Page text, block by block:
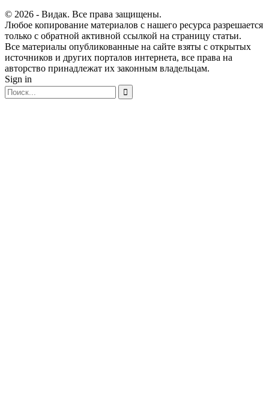
© 2026 - Видак. Все права защищены.
Любое копирование материалов с нашего ресурса разрешается
только с обратной активной ссылкой на страницу статьи.
Все материалы опубликованные на сайте взяты с открытых
источников и других порталов интернета, все права на
авторство принадлежат их законным владельцам.
Sign in